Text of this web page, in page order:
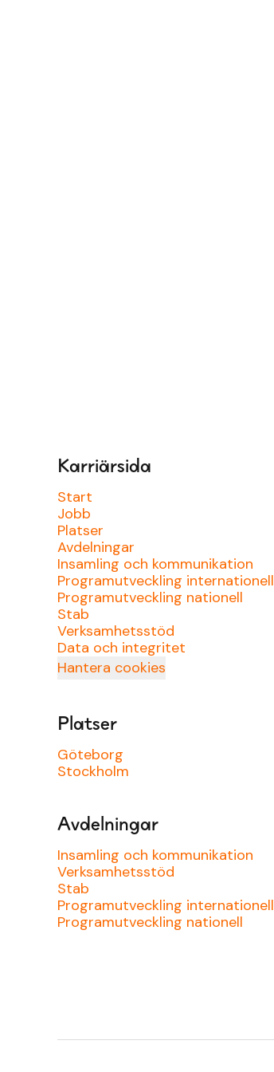
Karriärsida
Start
Jobb
Platser
Avdelningar
Insamling och kommunikation
Programutveckling internationell
Programutveckling nationell
Stab
Verksamhetsstöd
Data och integritet
Hantera cookies
Platser
Göteborg
Stockholm
Avdelningar
Insamling och kommunikation
Verksamhetsstöd
Stab
Programutveckling internationell
Programutveckling nationell